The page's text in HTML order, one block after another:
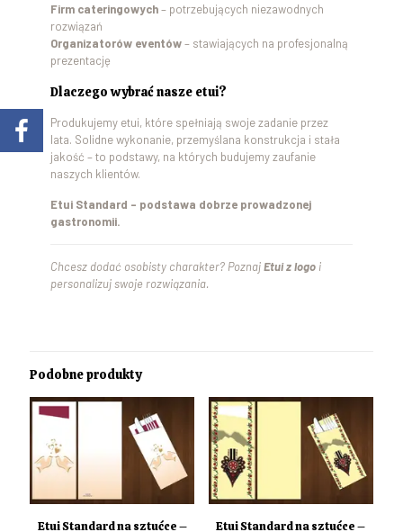
Firm cateringowych– potrzebujących niezawodnych
rozwiązań
Organizatorów eventów– stawiających na profesjonalną
prezentację
Dlaczego wybrać nasze etui?
Produkujemy etui, które spełniają swoje zadanie przez
lata. Solidne wykonanie, przemyślana konstrukcja i stała
jakość – to podstawy, na których budujemy zaufanie
naszych klientów.
Etui Standard – podstawa dobrze prowadzonej
gastronomii.
Chcesz dodać osobisty charakter? PoznajEtui z logo i
personalizuj swoje rozwiązania.
Podobne produkty
Etui Standard na sztućce –
Etui Standard na sztućce –